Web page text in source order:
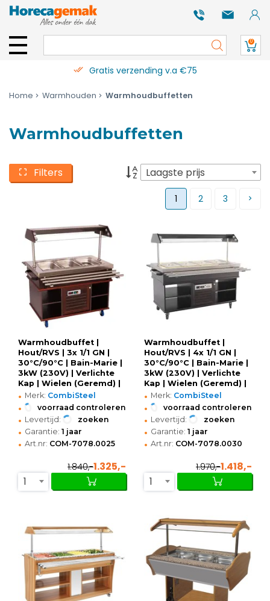
0
Gratis verzending v.a €75
Home Warmhouden Warmhoudbuffetten
Warmhoudbuffetten
Filters Laagste prijs
1 2 3
Warmhoudbuffet |
Hout/RVS | 3x 1/1 GN |
30°C/90°C | Bain-Marie |
3kW (230V) | Verlichte
Kap | Wielen (Geremd) |
1200x700x1400(h)mm
• Merk: CombiSteel
• voorraad controleren
• Levertijd: zoeken
• Garantie: 1 jaar
• Art.nr: COM-7078.0025
1.840,-1.325,-
1
Warmhoudbuffet |
Hout/RVS | 4x 1/1 GN |
30°C/90°C | Bain-Marie |
3kW (230V) | Verlichte
Kap | Wielen (Geremd) |
1500x700x1400(h)mm
• Merk: CombiSteel
• voorraad controleren
• Levertijd: zoeken
• Garantie: 1 jaar
• Art.nr: COM-7078.0030
1.970,-1.418,-
1